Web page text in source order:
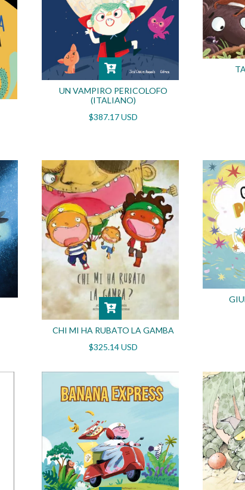
UN VAMPIRO PERICOLOFO
(ITALIANO)
$387.17 USD
CHI MI HA RUBATO LA GAMBA
$325.14 USD